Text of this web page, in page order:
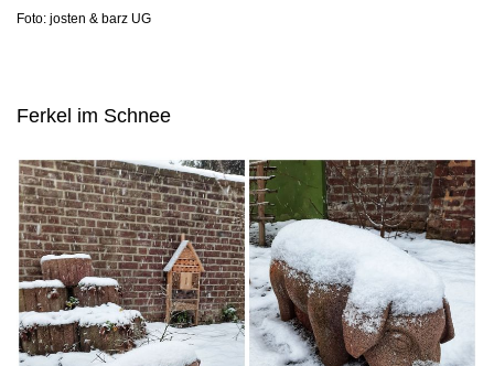
Foto: josten & barz UG
Ferkel im Schnee